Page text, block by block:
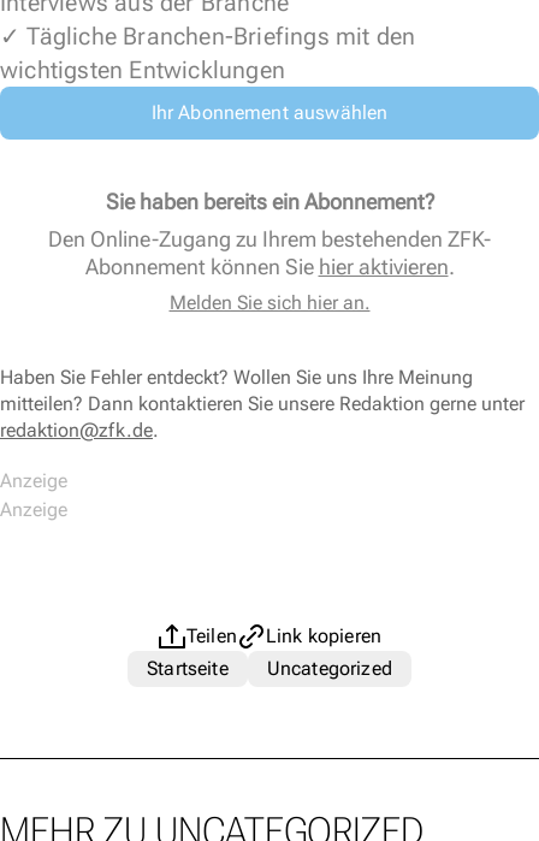
✓ Tägliche Branchen-Briefings mit den
wichtigsten Entwicklungen
Ihr Abonnement auswählen
Sie haben bereits ein Abonnement?
Den Online-Zugang zu Ihrem bestehenden ZFK-
Abonnement können Sie hier aktivieren.
Melden Sie sich hier an.
Haben Sie Fehler entdeckt? Wollen Sie uns Ihre Meinung
mitteilen? Dann kontaktieren Sie unsere Redaktion gerne unter
redaktion@zfk.de.
Teilen
Link kopieren
Startseite
Uncategorized
MEHR ZU UNCATEGORIZED